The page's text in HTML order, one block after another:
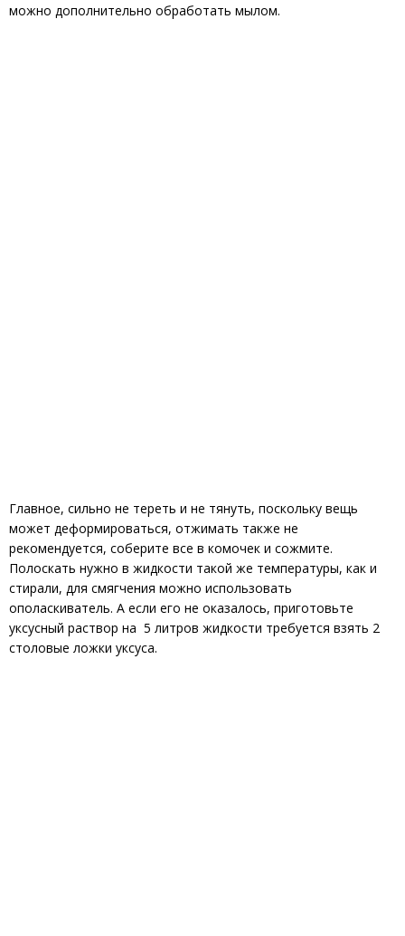
можно дополнительно обработать мылом.
Главное, сильно не тереть и не тянуть, поскольку вещь
может деформироваться, отжимать также не
рекомендуется, соберите все в комочек и сожмите.
Полоскать нужно в жидкости такой же температуры, как и
стирали, для смягчения можно использовать
ополаскиватель. А если его не оказалось, приготовьте
уксусный раствор на 5 литров жидкости требуется взять 2
столовые ложки уксуса.